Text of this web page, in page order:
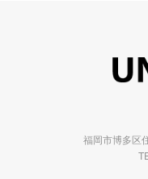
福岡市博多区